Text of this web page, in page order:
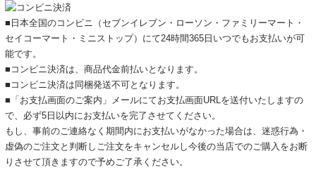
■日本全国のコンビニ（セブンイレブン・ローソン・ファミリーマート・
セイコーマート・ミニストップ）にて24時間365日いつでもお支払いが可
能です。
■コンビニ決済は、商品代金前払いとなります。
■コンビニ決済は同梱発送不可となります。
■「お支払画面のご案内」メールにてお支払画面URLを送付いたしますの
で、必ず5日以内にお支払いを完了させてください。
もし、事前のご連絡なく期間内にお支払いがなかった場合は、迷惑行為・
虚偽のご注文と判断しご注文をキャンセルし今後の当店でのご購入をお断
りさせて頂きますので予めご了承ください。